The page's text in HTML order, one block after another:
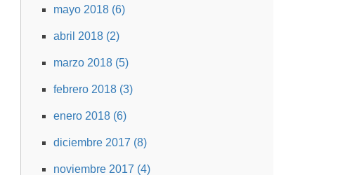
mayo 2018 (6)
abril 2018 (2)
marzo 2018 (5)
febrero 2018 (3)
enero 2018 (6)
diciembre 2017 (8)
noviembre 2017 (4)